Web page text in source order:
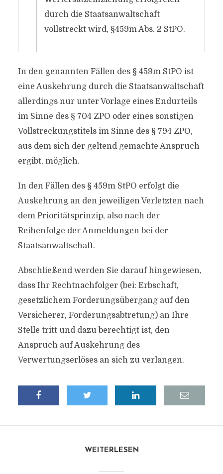
durch die Staatsanwaltschaft
vollstreckt wird, §459m Abs. 2 StPO.
In den genannten Fällen des § 459m StPO ist
eine Auskehrung durch die Staatsanwaltschaft
allerdings nur unter Vorlage eines Endurteils
im Sinne des § 704 ZPO oder eines sonstigen
Vollstreckungstitels im Sinne des § 794 ZPO,
aus dem sich der geltend gemachte Anspruch
ergibt, möglich.
In den Fällen des § 459m StPO erfolgt die
Auskehrung an den jeweiligen Verletzten nach
dem Prioritätsprinzip, also nach der
Reihenfolge der Anmeldungen bei der
Staatsanwaltschaft.
Abschließend werden Sie darauf hingewiesen,
dass Ihr Rechtnachfolger (bei: Erbschaft,
gesetzlichem Forderungsübergang auf den
Versicherer, Forderungsabtretung) an Ihre
Stelle tritt und dazu berechtigt ist, den
Anspruch auf Auskehrung des
Verwertungserlöses an sich zu verlangen.
WEITERLESEN